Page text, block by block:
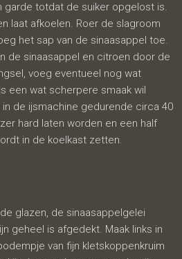
garde totdat de suiker opgelost is.
laat afkoelen. Roer de slagroom
het sap van de sinaasappel toe.
de sinaasappel en citroen door de
voeg eventueel nog wat
een wat scherpere smaak wil
de ijsmachine gedurende circa 40
hard laten worden en een half
in de koelkast zetten.
glazen, de sinaasappelgelei
geheel is afgedekt. Maak links in
van fijn kletskoppenkruim